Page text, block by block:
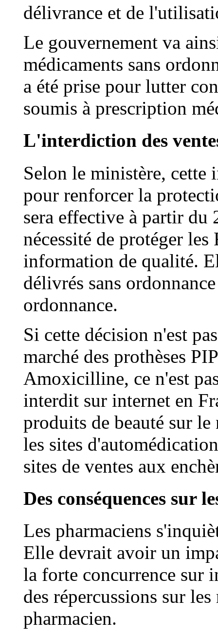
délivrance et de
Le gouvernement va
médicaments sans
a été prise pour lutter
soumis à prescription
L'interdiction des
Selon le ministère, cette
pour renforcer la
sera effective à partir
nécessité de protéger
information de qualité.
délivrés sans
ordonnance.
Si cette décision n'est
marché des prothèses
Amoxicilline, ce n'est
interdit sur internet en
produits de beauté sur
les sites
sites de ventes aux
Des conséquences sur
Les pharmaciens
Elle devrait avoir un
la forte concurrence sur
des répercussions sur
pharmacien.